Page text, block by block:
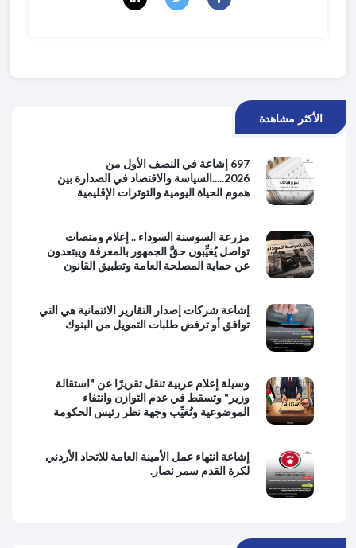
الأكثر مشاهدة
697 إشاعة في النصف الأول من
2026.....السياسة والاقتصاد في الصدارة بين
هموم الحياة اليومية والتوترات الإقليمية
مزرعة السوسنة السوداء .. إعلام ومنصات
تواصل يُغيِّبون حقَّ الجمهور بالمعرفة ويبتعدون
عن حماية المصلحة العامة وتطبيق القانون
إشاعة شركات إصدار التقارير الائتمانية هي التي
توافق أو ترفض طلبات التمويل من البنوك
وسيلة إعلام عربية تنقل تقريرًا عن "استقالة
وزير" وتسقط في عدم التوازن وانتفاء
الموضوعية وتُغيِّب وجهة نظر رئيس الحكومة
إشاعة انتهاء عمل الأمينة العامة للاتحاد الأردني
لكرة القدم سمر نصار.